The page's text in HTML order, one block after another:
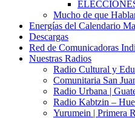
Mucho de que
Energías del Calendario
Descargas
Red de Comunicadoras
Nuestras Radios
Radio Cultural y
Comunitaria San
Radio Urbana |
Radio Kabtzin –
Yurumein | Primera